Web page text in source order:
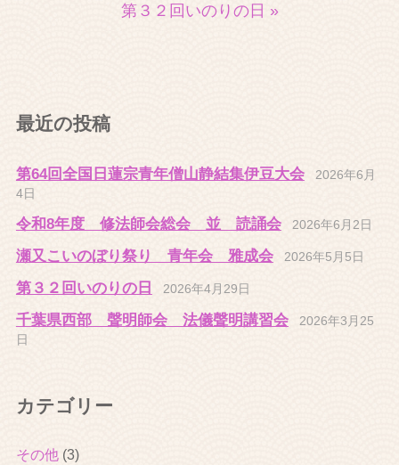
第３２回いのりの日 »
最近の投稿
第64回全国日蓮宗青年僧山静結集伊豆大会
2026年6月
4日
令和8年度 修法師会総会 並 読誦会 2026年6月2日
瀬又こいのぼり祭り 青年会 雅成会 2026年5月5日
第３２回いのりの日 2026年4月29日
千葉県西部 聲明師会 法儀聲明講習会
2026年3月25
日
カテゴリー
その他(3)